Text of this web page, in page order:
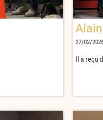
27/02/
Il a reçu